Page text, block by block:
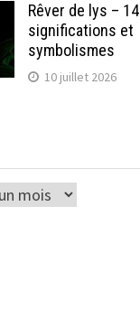
Rêver de lys – 14
significations et
symbolismes
10 juillet 2026